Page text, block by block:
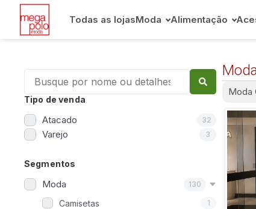
Todas as lojasModa Alimentação
Tudo
Moda feminina
Moda Social
Moda Casual
Moda Plus size
Moda Masculina
Tipo de venda
Atacado 32
Varejo 3
Segmentos
Moda 130
Camisetas 1
Moda